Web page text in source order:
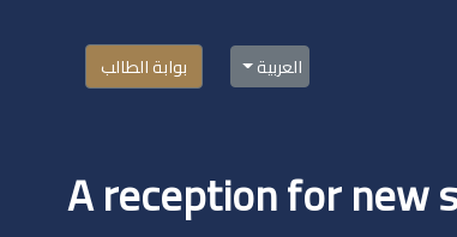
العربية بوابة الطالب
A reception for new